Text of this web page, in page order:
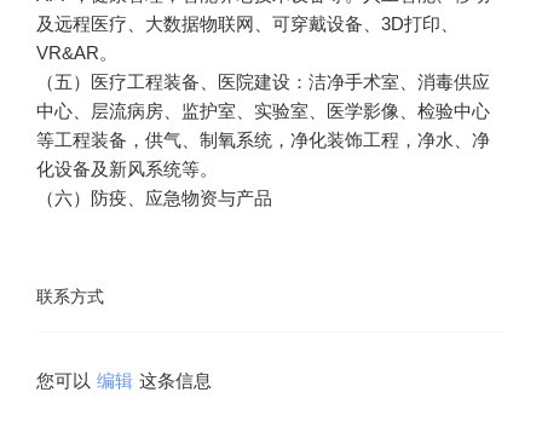
及远程医疗、大数据物联网、可穿戴设备、3D打印、
VR&AR。
（五）医疗工程装备、医院建设：洁净手术室、消毒供应
中心、层流病房、监护室、实验室、医学影像、检验中心
等工程装备，供气、制氧系统，净化装饰工程，净水、净
化设备及新风系统等。
（六）防疫、应急物资与产品
联系方式
您可以 编辑